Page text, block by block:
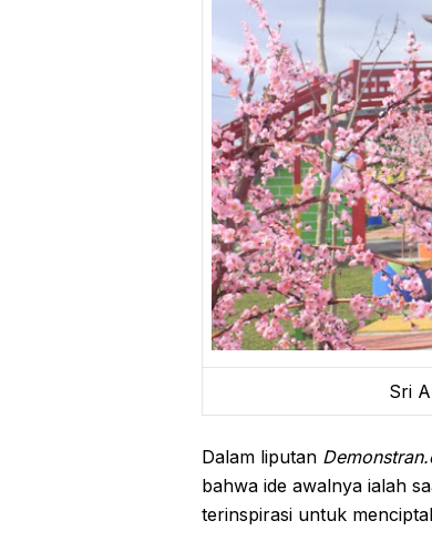
Sri
Dalam liputan
bahwa ide awalnya ialah
terinspirasi untuk